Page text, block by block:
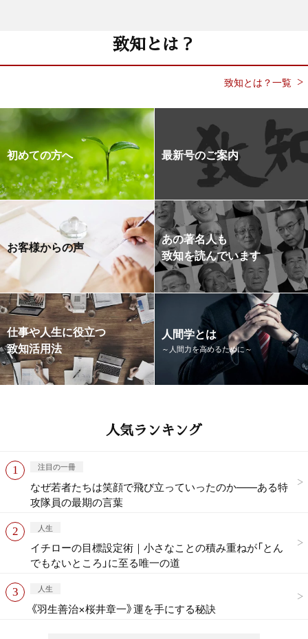
致知とは？
致知とは？一覧
初めての方へ 最新号のご案内
お客様からの声
あの著名人も
致知を読んでいます
仕事や人生に役立つ
致知活用法
人間学とは
～人間力を高めるために～
人気ランキング
注目の一冊
なぜ若者たちは笑顔で飛び立っていったのか——ある特
攻隊員の最期の言葉
人生
イチローの目標設定術｜小さなことの積み重ねが「とん
でもないところ」に至る唯一の道
人生
《羽生善治×桜井章一》運を手にする秘訣